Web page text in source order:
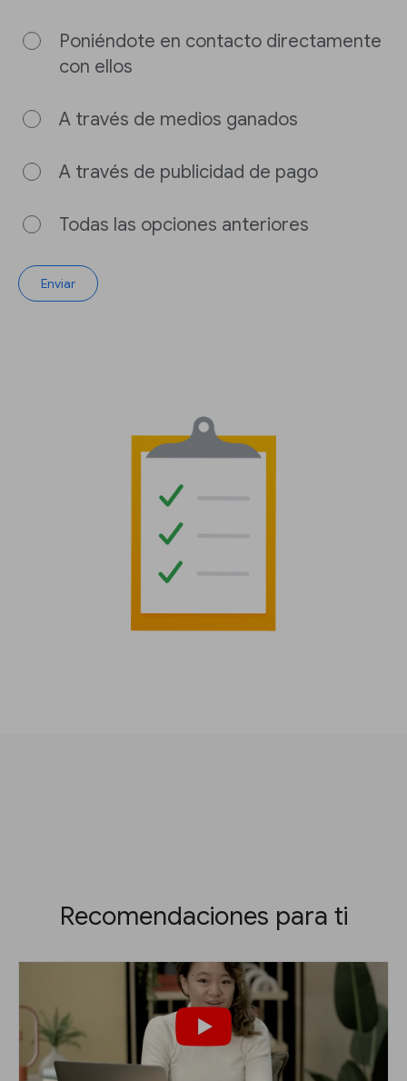
Poniéndote en contacto directamente
con ellos
A través de medios ganados
A través de publicidad de pago
Todas las opciones anteriores
Enviar
Recomendaciones para ti